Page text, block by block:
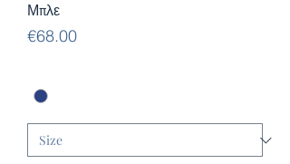
Μπλε
Price
€68.00